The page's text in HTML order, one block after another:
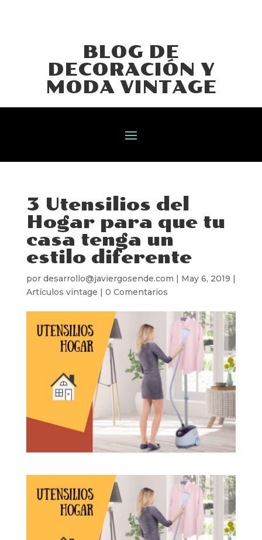
BLOG DE
DECORACIÓN Y
MODA VINTAGE
3 Utensilios del
Hogar para que tu
casa tenga un
estilo diferente
por desarrollo@javiergosende.com | May 6, 2019 |
Artículos vintage | 0 Comentarios